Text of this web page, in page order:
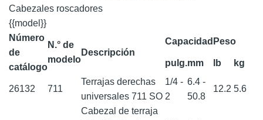
Cabezales roscadores
{{model}}
Número
de
catálogo
N.° de
modelo
Descripción
Capacidad Peso
pulg.mm lb kg
26132 711
Terrajas derechas
universales 711 SO
1/4 -
2
6.4 -
50.8
12.2 5.6
Cabezal de terraja